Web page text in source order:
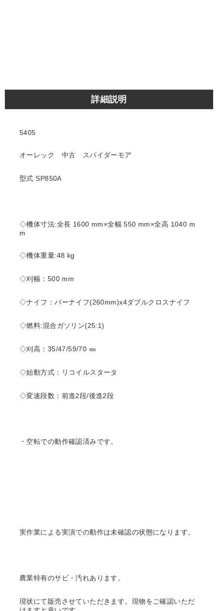
詳細説明
5405
オーレック 中古 スパイダーモア
型式 SP850A
◇機体寸法:全長 1600 mm×全幅 550 mm×全高 1040 m
m
◇機体重量:48 kg
◇刈幅：500 mm
◇ナイフ：バーナイフ(260mm)x4ダブルクロスナイフ
◇燃料:混合ガソリン(25:1)
◇刈高：35/47/59/70 ㎜
◇始動方式：リコイルスタータ
◇変速段数：前進2段/後進2段
・空転での動作確認済みです。
実作業による実演での動作は未確認の状態になります。
農業特有のサビ・汚れあります。
現状にて販売させていただきます。現物をご確認いただ